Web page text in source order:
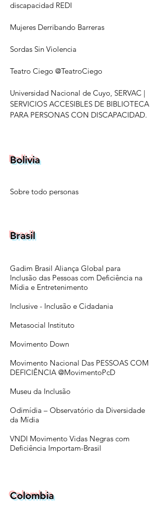
discapacidad REDI
Mujeres Derribando Barreras
Sordas Sin Violencia
Teatro Ciego @TeatroCiego
Universidad Nacional de Cuyo, SERVAC |
SERVICIOS ACCESIBLES DE BIBLIOTECA
PARA PERSONAS CON DISCAPACIDAD.
Bolivia
Sobre todo personas
Brasil
Gadim Brasil Aliança Global para
Inclusão das Pessoas com Deficiência na
Mídia e Entretenimento
Inclusive - Inclusão e Cidadania
Metasocial Instituto
Movimento Down
Movimento Nacional Das PESSOAS COM
DEFICIÊNCIA @MovimentoPcD
Museu da Inclusão
Odimídia – Observatório da Diversidade
da Mídia
VNDI Movimento Vidas Negras com
Deficiência Importam-Brasil
Colombia